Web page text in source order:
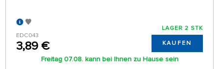
EDC043
3,89 €
LAGER 2 STK
KAUFEN
Freitag 07.08. kann bei Ihnen zu Hause sein